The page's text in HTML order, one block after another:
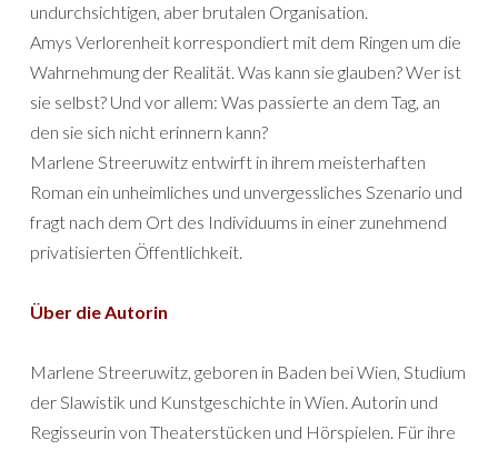
undurchsichtigen, aber brutalen Organisation.
Amys Verlorenheit korrespondiert mit dem Ringen um die
Wahrnehmung der Realität. Was kann sie glauben? Wer ist
sie selbst? Und vor allem: Was passierte an dem Tag, an
den sie sich nicht erinnern kann?
Marlene Streeruwitz entwirft in ihrem meisterhaften
Roman ein unheimliches und unvergessliches Szenario und
fragt nach dem Ort des Individuums in einer zunehmend
privatisierten Öffentlichkeit.
Über die Autorin
Marlene Streeruwitz, geboren in Baden bei Wien, Studium
der Slawistik und Kunstgeschichte in Wien. Autorin und
Regisseurin von Theaterstücken und Hörspielen. Für ihre